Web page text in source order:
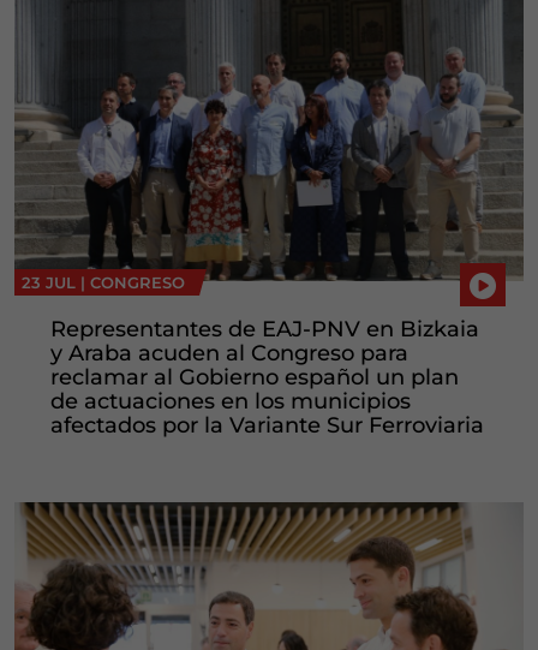
23 JUL | CONGRESO
Representantes de EAJ-PNV en Bizkaia
y Araba acuden al Congreso para
reclamar al Gobierno español un plan
de actuaciones en los municipios
afectados por la Variante Sur Ferroviaria